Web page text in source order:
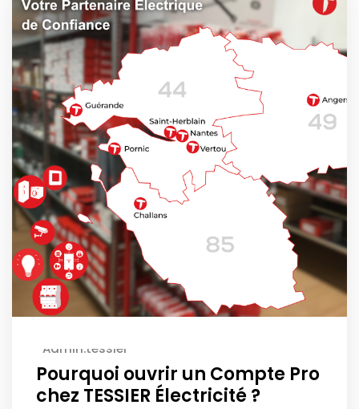
Admin.tessier
Pourquoi ouvrir un Compte Pro
chez TESSIER Électricité ?